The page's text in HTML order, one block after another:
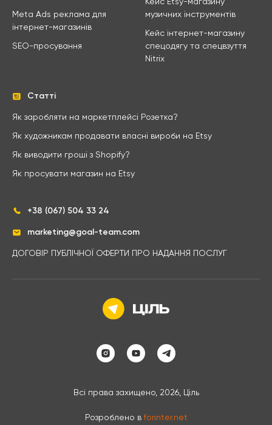
Meta Ads реклама для
інтернет-магазинів
SEO-просування
Кейс Etsy-магазину
музичних інструментів
Кейс інтернет-магазину
спецодягу та спецвзуття
Nitrix
Статті
Як заробляти на маркетплейсі Розетка?
Як художникам продавати власні вироби на Etsy
Як виводити гроші з Shopify?
Як просувати магазин на Etsy
+38 (067) 504 33 24
marketing@goal-team.com
ДОГОВІР ПУБЛІЧНОЇ ОФЕРТИ ПРО НАДАННЯ ПОСЛУГ
Всі права захищено, 2026, Ціль
Розроблено вforinter.net